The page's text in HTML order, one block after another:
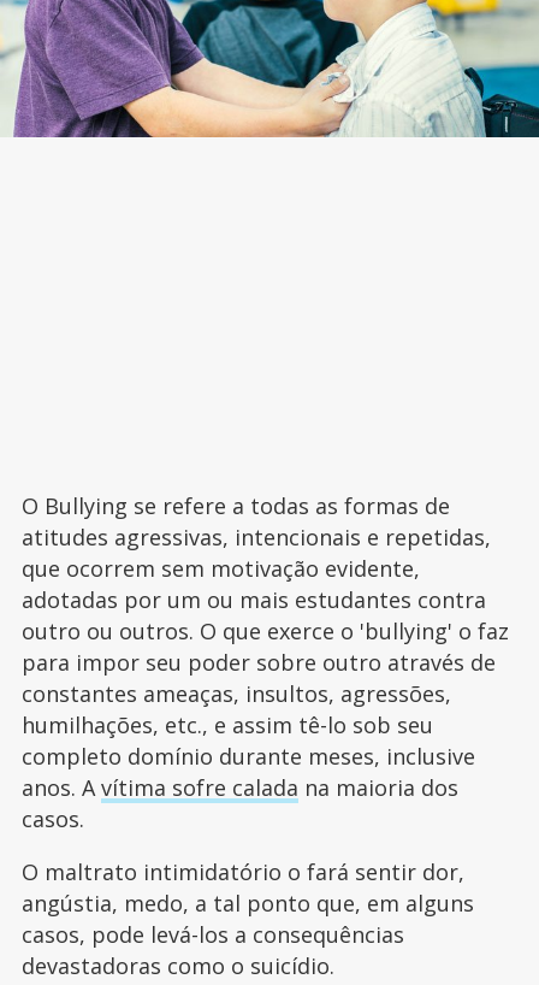
O Bullying se refere a todas as formas de
atitudes agressivas, intencionais e repetidas,
que ocorrem sem motivação evidente,
adotadas por um ou mais estudantes contra
outro ou outros. O que exerce o 'bullying' o faz
para impor seu poder sobre outro através de
constantes ameaças, insultos, agressões,
humilhações, etc., e assim tê-lo sob seu
completo domínio durante meses, inclusive
anos. A vítima sofre calada na maioria dos
casos.
O maltrato intimidatório o fará sentir dor,
angústia, medo, a tal ponto que, em alguns
casos, pode levá-los a consequências
devastadoras como o suicídio.